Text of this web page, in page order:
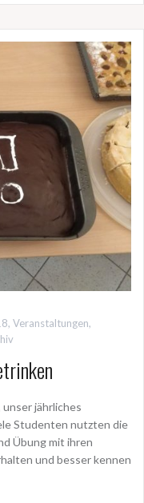
, Veranstaltungen,
jährliches
Studenten nutzten die
Übung mit ihren
und besser kennen